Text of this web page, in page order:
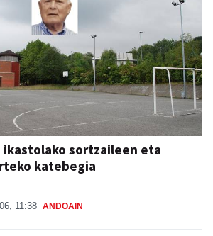
ikastolako sortzaileen eta
katebegia
11:38 ANDOAIN